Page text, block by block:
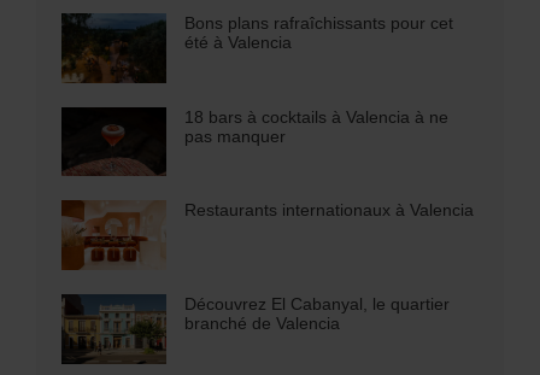
Bons plans rafraîchissants pour cet
été à Valencia
18 bars à cocktails à Valencia à ne
pas manquer
Restaurants internationaux à Valencia
Découvrez El Cabanyal, le quartier
branché de Valencia